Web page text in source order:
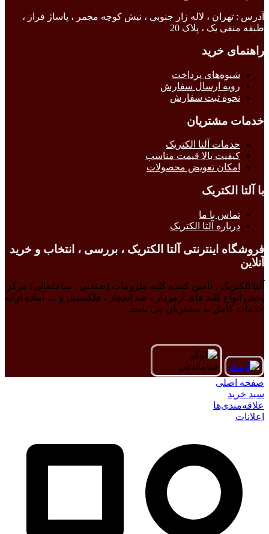
آدرس : تهران ، لاله زار جنوبی ، نبش کوچه مجمر ، پاساژ فراز ،
طبقه منفی یک ، پلاک 20
راهنمای خرید
شیوه‌های پرداخت
رویه ارسال سفارش
نحوه ثبت سفارش
خدمات مشتریان
خدمات آلتا الکتریک
کیفیت بالا قیمت مناسب
امکان تعویض محصولات
با آلتا الکتریک
تماس با ما
درباره آلتا الکتریک
فروشگاه اینترنتی آلتا الکتریک ، بررسی ، انتخاب و خرید
آنلاین
آلتا الکتریک ، تامین کننده کلیه ملزومات (صنعتی ، ساختمانی) مرکز
پخش انواع گلند های آرمردار ، ضد انفجار ، فلکسیبل و … آماده ارائه
خدمات کامل به مشتریان می باشد.
صفحه اصلی
سبد خرید
علاقه‌مندی‌ها
اعلانات